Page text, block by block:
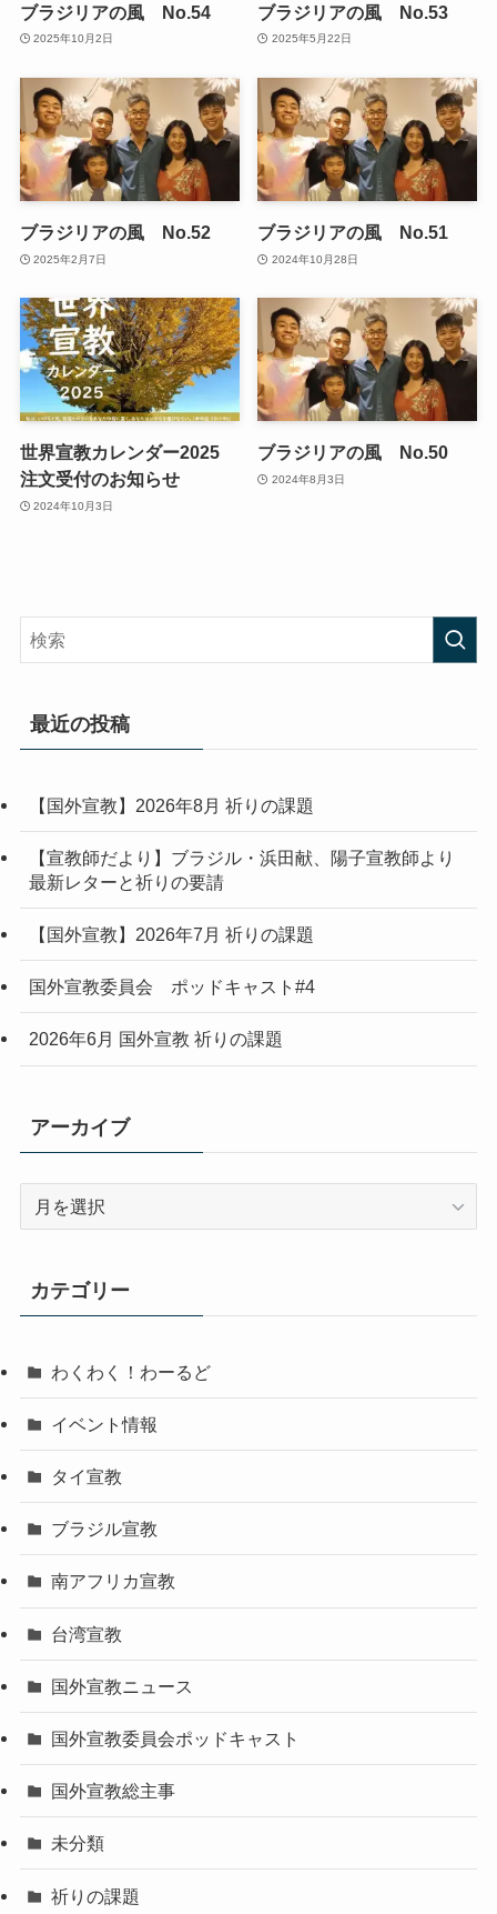
ブラジリアの風 No.54
2025年10月2日
ブラジリアの風 No.53
2025年5月22日
ブラジリアの風 No.52
2025年2月7日
ブラジリアの風 No.51
2024年10月28日
世界宣教カレンダー2025
注文受付のお知らせ
2024年10月3日
ブラジリアの風 No.50
2024年8月3日
最近の投稿
【国外宣教】2026年8月 祈りの課題
【宣教師だより】ブラジル・浜田献、陽子宣教師より
最新レターと祈りの要請
【国外宣教】2026年7月 祈りの課題
国外宣教委員会 ポッドキャスト#4
2026年6月 国外宣教 祈りの課題
アーカイブ
ブ
カテゴリー
わくわく！わーるど
イベント情報
タイ宣教
ブラジル宣教
南アフリカ宣教
台湾宣教
国外宣教ニュース
国外宣教委員会ポッドキャスト
国外宣教総主事
未分類
祈りの課題